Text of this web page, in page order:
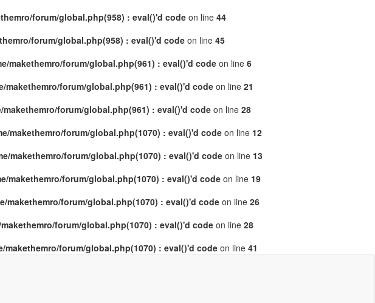
forum/global.php(958) : eval()'d code on line 44
forum/global.php(958) : eval()'d codeon line 45
makethemro/forum/global.php(961) : eval()'d codeon line 6
makethemro/forum/global.php(961) : eval()'d codeon line 21
makethemro/forum/global.php(961) : eval()'d codeon line 28
makethemro/forum/global.php(1070) : eval()'d code on line 12
makethemro/forum/global.php(1070) : eval()'d codeon line 13
makethemro/forum/global.php(1070) : eval()'d codeon line 19
makethemro/forum/global.php(1070) : eval()'d code on line 26
forum/global.php(1070) : eval()'d code on line 28
makethemro/forum/global.php(1070) : eval()'d codeon line 41